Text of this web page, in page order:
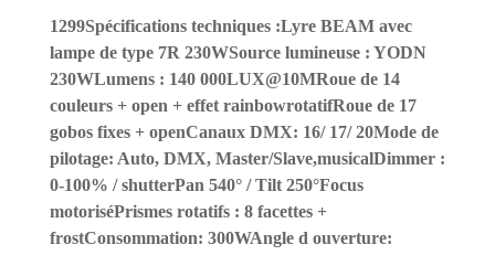
1299Spécifications techniques :Lyre BEAM avec
lampe de type 7R 230WSource lumineuse : YODN
230WLumens : 140 000LUX@10MRoue de 14
couleurs + open + effet rainbowrotatifRoue de 17
gobos fixes + openCanaux DMX: 16/ 17/ 20Mode de
pilotage: Auto, DMX, Master/Slave,musicalDimmer :
0-100% / shutterPan 540° / Tilt 250°Focus
motoriséPrismes rotatifs : 8 facettes +
frostConsommation: 300WAngle d ouverture: